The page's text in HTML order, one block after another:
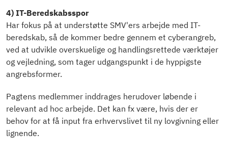
4) IT-Beredskabsspor
Har fokus på at understøtte SMV'ers arbejde med IT-
beredskab, så de kommer bedre gennem et cyberangreb,
ved at udvikle overskuelige og handlingsrettede værktøjer
og vejledning, som tager udgangspunkt i de hyppigste
angrebsformer.
Pagtens medlemmer inddrages herudover løbende i
relevant ad hoc arbejde. Det kan fx være, hvis der er
behov for at få input fra erhvervslivet til ny lovgivning eller
lignende.